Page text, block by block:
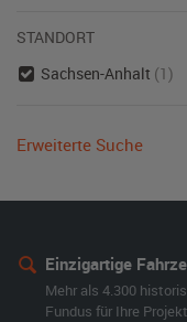
STANDORT
Sachsen-Anhalt (1)
Erweiterte Suche
Einzigartige
Mehr als 4.300
Fundus für Ihre